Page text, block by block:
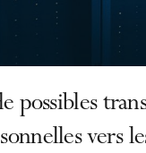
possibles
vers